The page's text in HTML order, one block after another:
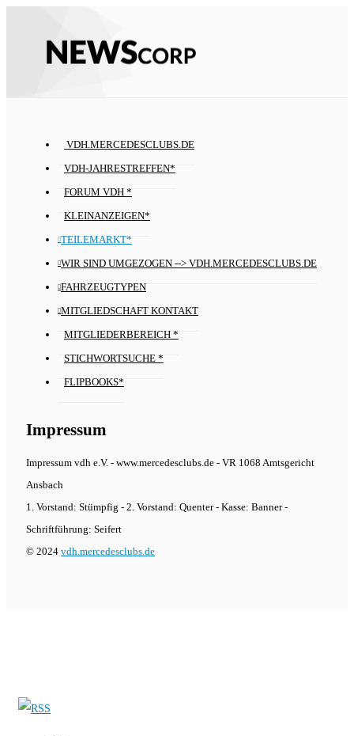
VDH.MERCEDESCLUBS.DE
VDH-JAHRESTREFFEN*
FORUM VDH *
KLEINANZEIGEN*
TEILEMARKT*
WIR SIND UMGEZOGEN --> VDH.MERCEDESCLUBS.DE
FAHRZEUGTYPEN
MITGLIEDSCHAFT KONTAKT
MITGLIEDERBEREICH *
STICHWORTSUCHE *
FLIPBOOKS*
Impressum
Impressum vdh e.V. - www.mercedesclubs.de - VR 1068 Amtsgericht
Ansbach
1. Vorstand: Stümpfig - 2. Vorstand: Quenter - Kasse: Banner -
Schriftführung: Seifert
© 2024 vdh.mercedesclubs.de